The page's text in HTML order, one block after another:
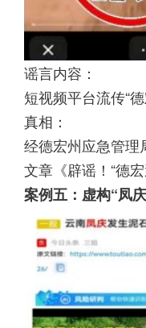
谣言内容：
短视频平台流传“
真相：
经德宏州应急管理
文章《辟谣！“德
案例五：虚构“凤